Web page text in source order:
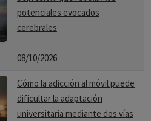
potenciales evocados
cerebrales
08/10/2026
Cómo la adicción al móvil puede
dificultar la adaptación
universitaria mediante dos vías